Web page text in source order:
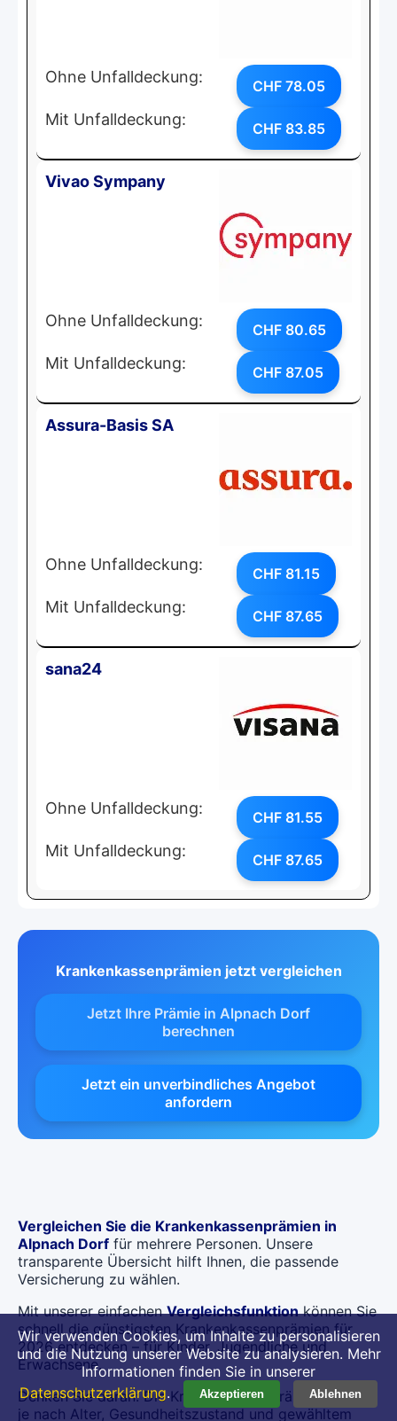
Ohne Unfalldeckung: CHF 78.05
Mit Unfalldeckung: CHF 83.85
Vivao Sympany
Ohne Unfalldeckung: CHF 80.65
Mit Unfalldeckung: CHF 87.05
Assura-Basis SA
Ohne Unfalldeckung: CHF 81.15
Mit Unfalldeckung: CHF 87.65
sana24
Ohne Unfalldeckung: CHF 81.55
Mit Unfalldeckung: CHF 87.65
Krankenkassenprämien jetzt vergleichen
Jetzt Ihre Prämie in Alpnach Dorf
berechnen
Jetzt ein unverbindliches Angebot
anfordern
Vergleichen Sie die Krankenkassenprämien in
Alpnach Dorf für mehrere Personen. Unsere
transparente Übersicht hilft Ihnen, die passende
Versicherung zu wählen.
Mit unserer einfachenVergleichsfunktionkönnen Sie
schnell die günstigsten Krankenkassenprämien für
2026 entdecken – für Kinder, Jugendliche und
Erwachsene.
Denken Sie daran: Die Krankenkassenprämien können
je nach Alter, Gesundheitszustand und gewähltem
Wir verwenden Cookies, um Inhalte zu personalisieren
und die Nutzung unserer Website zu analysieren. Mehr
Informationen finden Sie in unserer
Datenschutzerklärung. Akzeptieren Ablehnen